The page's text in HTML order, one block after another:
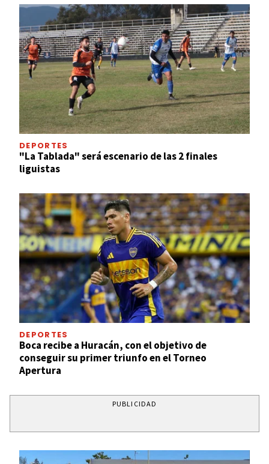
DEPORTES
"La Tablada" será escenario de las 2 finales
liguistas
DEPORTES
Boca recibe a Huracán, con el objetivo de
conseguir su primer triunfo en el Torneo
Apertura
PUBLICIDAD